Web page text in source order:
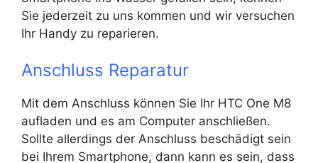
Sie jederzeit zu uns kommen und wir versuchen
Ihr Handy zu reparieren.
Anschluss Reparatur
Mit dem Anschluss können Sie Ihr HTC One M8
aufladen und es am Computer anschließen.
Sollte allerdings der Anschluss beschädigt sein
bei Ihrem Smartphone, dann kann es sein, dass